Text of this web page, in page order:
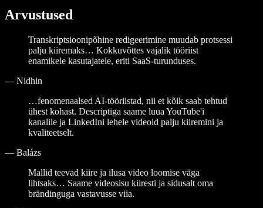
Arvustused
Transkriptsioonipõhine redigeerimine muudab protsessi
palju kiiremaks… Kokkuvõttes vajalik tööriist
enamikele kasutajatele, eriti SaaS-turunduses.
— Nidhin
…fenomenaalsed AI-tööriistad, nii et kõik saab tehtud
ühest kohast. Descriptiga saame luua YouTube'i
kanalile ja LinkedIni lehele videoid palju kiiremini ja
kvaliteetselt.
— Balázs
Mallid teevad kiire ja ilusa video loomise väga
lihtsaks… Saame videosisu kiiresti ja sidusalt oma
brändinguga vastavusse viia.